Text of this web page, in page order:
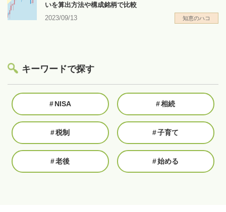
いを算出方法や構成銘柄で比較
2023/09/13
知恵のハコ
キーワードで探す
#NISA #相続
#税制 #子育て
#老後 #始める